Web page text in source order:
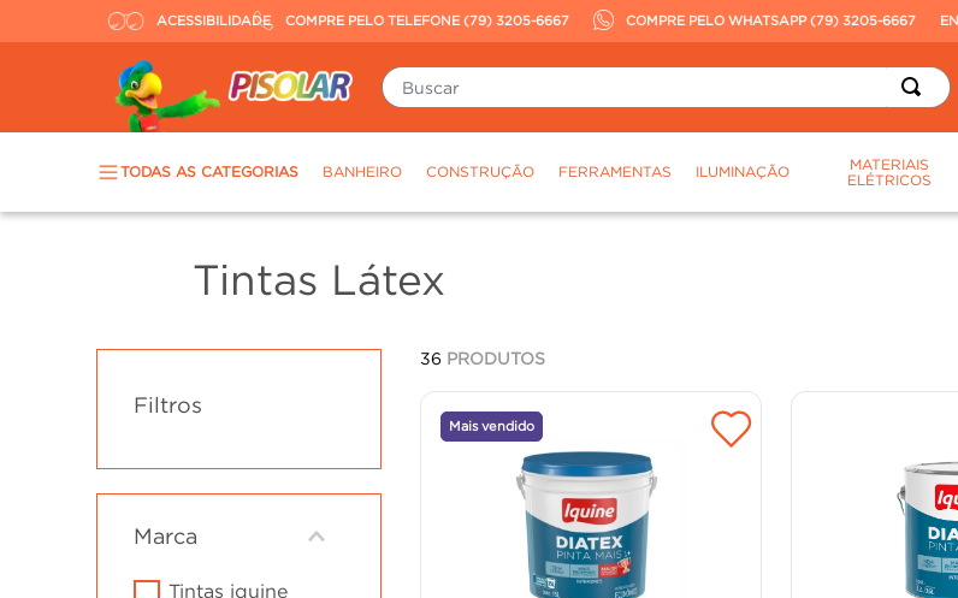
ACESSIBILIDADE COMPRE PELO TELEFONE (79) 3205-6667 COMPRE PELO WHATSAPP (79) 3205-6667
Buscar
TODAS AS CATEGORIAS BANHEIRO CONSTRUÇÃO FERRAMENTAS ILUMINAÇÃO
MATERIAIS
ELÉTRICOS
Tintas Látex
Filtros
Marca
tintas iquine
36 PRODUTOS
Mais vendido
revestimento
6º chuveiro
9º